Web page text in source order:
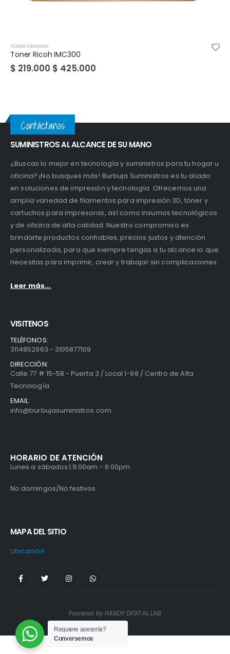
IMC300
$425.000
TONER
Toner
Contáctanos
SUMINISTROS AL ALCANCE DE SU MANO
¿Buscas lo mejor en tecnología y suministros para tu hogar u
oficina? ¡No busques más! Burbuja Suministros es tu aliado
en soluciones de impresión y tecnología. Ofrecemos una
amplia variedad de filamentos para impresión 3D, tóner y
cartuchos para impresoras, así como insumos tecnológicos
y de oficina de alta calidad. Nuestro compromiso es
brindarte productos confiables, precios justos y atención
personalizada, para que siempre tengas a tu alcance lo que
necesitas para imprimir, crear y trabajar sin complicaciones.
Leer más...
VISITENOS
TELÉFONOS:
3114852963 - 3105877109
DIRECCIÓN:
Calle 77 # 15-58 - Puerta 3 / Local 1-98 / Centro de Alta
Tecnología
EMAIL:
info@burbujasuministros.com
HORARIO DE ATENCIÓN
Lunes a sábados | 9:00am - 6:00pm
No domingos/No festivos
MAPA DEL SITIO
Ubicación
Powered by HANDY DIGITAL LAB
Requiere asesoría?
Conversemos